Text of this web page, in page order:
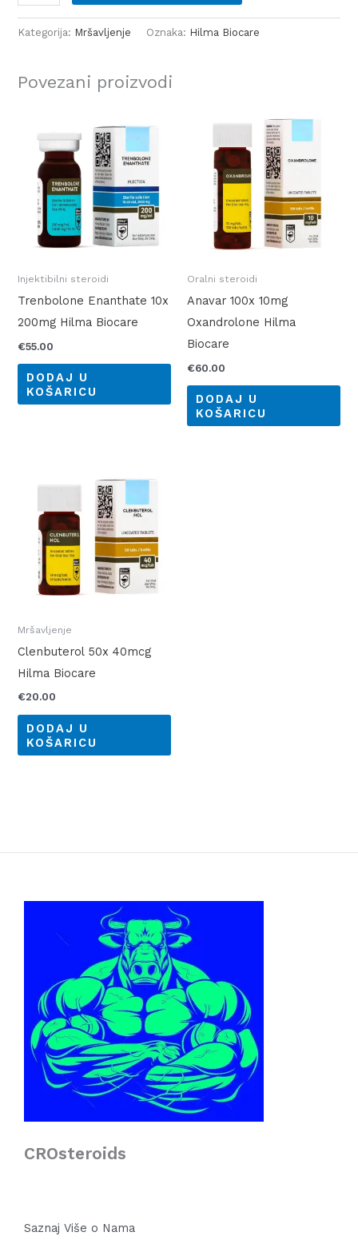
Kategorija: Mršavljenje Oznaka: Hilma Biocare
Povezani proizvodi
Injektibilni steroidi
Trenbolone Enanthate 10x
200mg Hilma Biocare
€55.00
DODAJ U
KOŠARICU
Oralni steroidi
Anavar 100x 10mg
Oxandrolone Hilma
Biocare
€60.00
DODAJ U
KOŠARICU
Mršavljenje
Clenbuterol 50x 40mcg
Hilma Biocare
€20.00
DODAJ U
KOŠARICU
CROsteroids
Saznaj Više o Nama